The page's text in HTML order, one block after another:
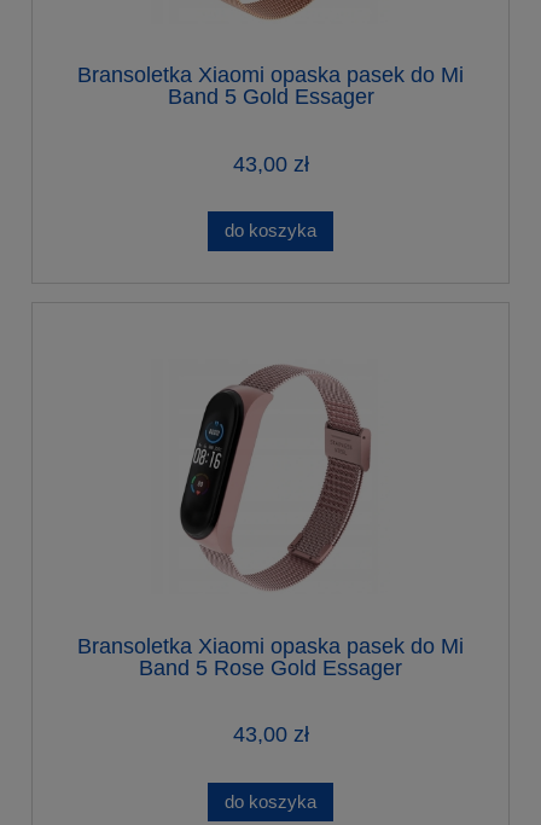
Bransoletka Xiaomi opaska pasek do Mi
Band 5 Gold Essager
43,00 zł
do koszyka
Bransoletka Xiaomi opaska pasek do Mi
Band 5 Rose Gold Essager
43,00 zł
do koszyka